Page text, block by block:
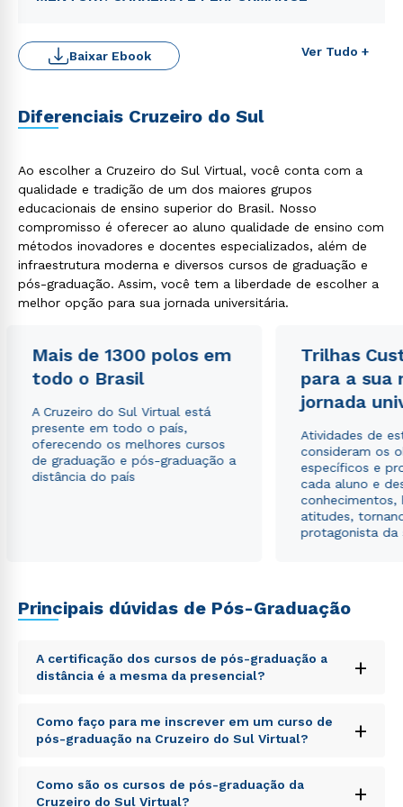
Ver Tudo +
Baixar Ebook
Diferenciais Cruzeiro do Sul
Ao escolher a Cruzeiro do Sul Virtual, você conta com a
qualidade e tradição de um dos maiores grupos
educacionais de ensino superior do Brasil. Nosso
compromisso é oferecer ao aluno qualidade de ensino com
métodos inovadores e docentes especializados, além de
infraestrutura moderna e diversos cursos de graduação e
pós-graduação. Assim, você tem a liberdade de escolher a
melhor opção para sua jornada universitária.
Mais de 1300 polos em
todo o Brasil
A Cruzeiro do Sul Virtual está
presente em todo o país,
oferecendo os melhores cursos
de graduação e pós-graduação a
distância do país
Trilhas
para a sua
jornada
Atividades de
consideram os
específicos e
cada aluno e
conhecimentos,
atitudes,
protagonista da
Principais dúvidas de Pós-Graduação
A certificação dos cursos de pós-graduação a
distância é a mesma da presencial?
+
Sed ut perspiciatis unde omnis iste natus error sit
voluptatem accusantium doloremque laudantium,
totam rem aperiam, eaque ipsa quae ab illo inventore
explicabo. Nemo enim ipsam voluptatem quia
voluptas sit aspernatur aut odit aut fugit, sed quia
Como faço para me inscrever em um curso de
pós-graduação na Cruzeiro do Sul Virtual?
+
Sed ut perspiciatis unde omnis iste natus error sit
voluptatem accusantium doloremque laudantium,
Como são os cursos de pós-graduação da
Cruzeiro do Sul Virtual?
+
Rápido e fácil
WhatsApp
ou
Estou de acordo com aPolítica de Privacidade.e
autorizo que meus dados sejam utilizados para o
envio de conteúdos da Cruzeiro do Sul.